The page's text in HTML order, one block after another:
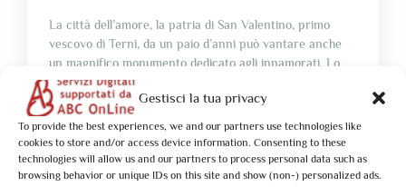
Gestisci la tua privacy
To provide the best experiences, we and our partners use technologies like
cookies to store and/or access device information. Consenting to these
technologies will allow us and our partners to process personal data such as
browsing behavior or unique IDs on this site and show (non-) personalized ads.
La città dell’amore, la patria di San Valentino, primo
vescovo di Terni, da un paio d’anni può vantare anche
un magnifico monumento dedicato agli innamorati. Lo
scultore statunitense Mark Kostabi, da tempo
naturalizzato italiano, ha voluto donare alla città una sua
scultura, che ha battezzato “L’abbraccio Eterno”. Situata
a Largo Villa Glori, a ridosso di […]